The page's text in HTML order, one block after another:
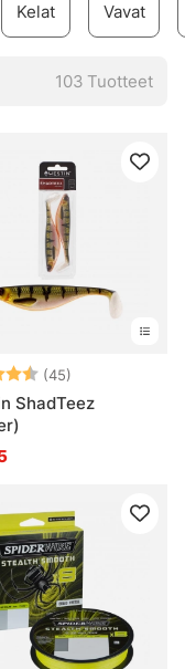
Kelat Vavat
103 Tuotteet
(45)
ShadTeez